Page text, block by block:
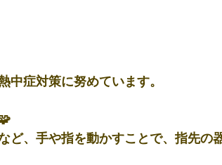
中症対策に努めています。
ど、手や指を動かすことで、指先の